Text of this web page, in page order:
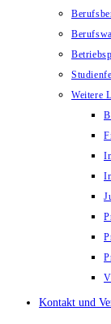
Weitere
Kontakt und